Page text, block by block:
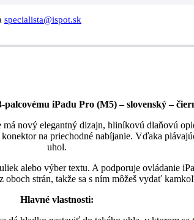
specialista@ispot.sk
iPadu Pro (M5) – slovenský –
má nový elegantný dizajn, hliníkovú dlaňovú
na priechodné nabíjanie. Vďaka
uhol.
alebo výber textu. A podporuje ovládanie
oboch strán, takže sa s ním môžeš vydať
Hlavné vlastnosti: